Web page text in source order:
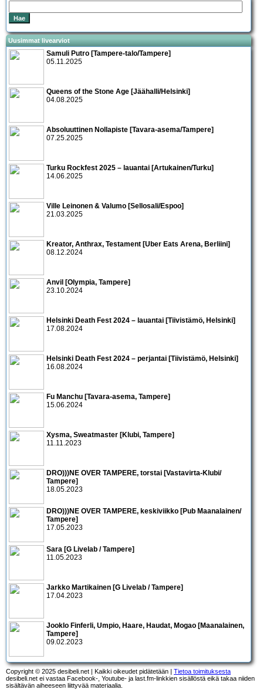
Uusimmat livearviot
Samuli Putro [Tampere-talo/Tampere]
05.11.2025
Queens of the Stone Age [Jäähalli/Helsinki]
04.08.2025
Absoluuttinen Nollapiste [Tavara-asema/Tampere]
07.25.2025
Turku Rockfest 2025 – lauantai [Artukainen/Turku]
14.06.2025
Ville Leinonen & Valumo [Sellosali/Espoo]
21.03.2025
Kreator, Anthrax, Testament [Uber Eats Arena, Berliini]
08.12.2024
Anvil [Olympia, Tampere]
23.10.2024
Helsinki Death Fest 2024 – lauantai [Tiivistämö, Helsinki]
17.08.2024
Helsinki Death Fest 2024 – perjantai [Tiivistämö, Helsinki]
16.08.2024
Fu Manchu [Tavara-asema, Tampere]
15.06.2024
Xysma, Sweatmaster [Klubi, Tampere]
11.11.2023
DRO)))NE OVER TAMPERE, torstai [Vastavirta-Klubi/
Tampere]
18.05.2023
DRO)))NE OVER TAMPERE, keskiviikko [Pub Maanalainen/
Tampere]
17.05.2023
Sara [G Livelab / Tampere]
11.05.2023
Jarkko Martikainen [G Livelab / Tampere]
17.04.2023
Jooklo Finferli, Umpio, Haare, Haudat, Mogao [Maanalainen,
Tampere]
09.02.2023
Copyright © 2025 desibeli.net | Kaikki oikeudet pidätetään | Tietoa toimituksesta
desibeli.net ei vastaa Facebook-, Youtube- ja last.fm-linkkien sisällöstä eikä takaa niiden
sisältävän aiheeseen liittyvää materiaalia.